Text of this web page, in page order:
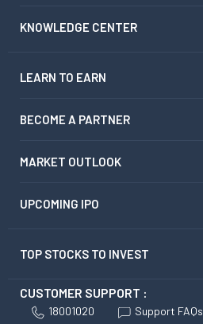
KNOWLEDGE CENTER
LEARN TO EARN
BECOME A PARTNER
MARKET OUTLOOK
UPCOMING IPO
TOP STOCKS TO INVEST
CUSTOMER SUPPORT :
18001020 Support FAQs